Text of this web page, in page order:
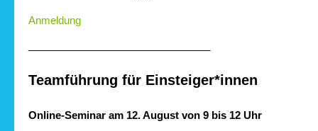
Anmeldung
Teamführung für Einsteiger*innen
Online-Seminar am 12. August von 9 bis 12 Uhr